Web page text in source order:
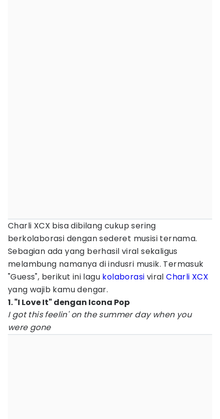
Charli XCX bisa dibilang cukup sering
berkolaborasi dengan sederet musisi ternama.
Sebagian ada yang berhasil viral sekaligus
melambung namanya di indusri musik. Termasuk
"Guess", berikut ini lagu kolaborasi viralCharli XCX
yang wajib kamu dengar.
1. "I Love It" dengan Icona Pop
I got this feelin' on the summer day when you
were gone